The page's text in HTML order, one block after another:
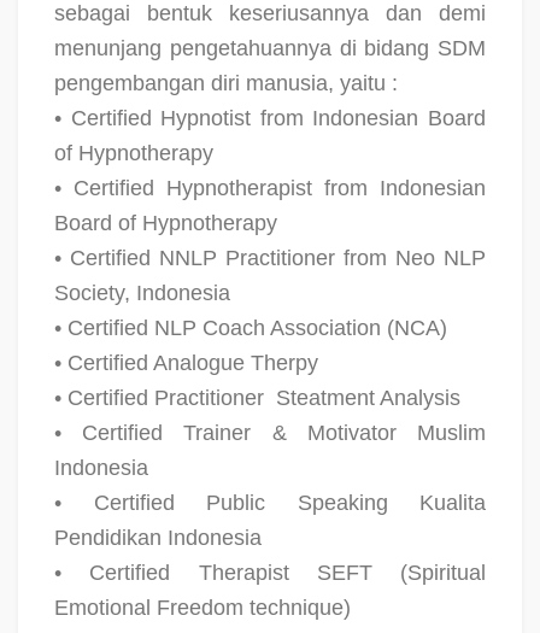
sebagai bentuk keseriusannya dan demi
menunjang pengetahuannya di bidang SDM
pengembangan diri manusia, yaitu :
• Certified Hypnotist from Indonesian Board
of Hypnotherapy
• Certified Hypnotherapist from Indonesian
Board of Hypnotherapy
• Certified NNLP Practitioner from Neo NLP
Society, Indonesia
• Certified NLP Coach Association (NCA)
• Certified Analogue Therpy
• Certified Practitioner Steatment Analysis
• Certified Trainer & Motivator Muslim
Indonesia
• Certified Public Speaking Kualita
Pendidikan Indonesia
• Certified Therapist SEFT (Spiritual
Emotional Freedom technique)